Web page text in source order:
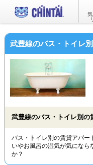
武豊線のバス・トイレ
武豊線のバス・トイレ別の
バス・トイレ別の賃貸アパー
いやお風呂の湿気が気になら
か？